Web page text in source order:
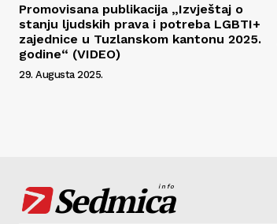
Promovisana publikacija „Izvještaj o
stanju ljudskih prava i potreba LGBTI+
zajednice u Tuzlanskom kantonu 2025.
godine“ (VIDEO)
29. Augusta 2025.
Sedmica
info